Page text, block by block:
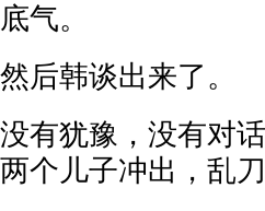
底气。
然后韩谈出来了。
没有犹豫，没有对
两个儿子冲出，乱刀